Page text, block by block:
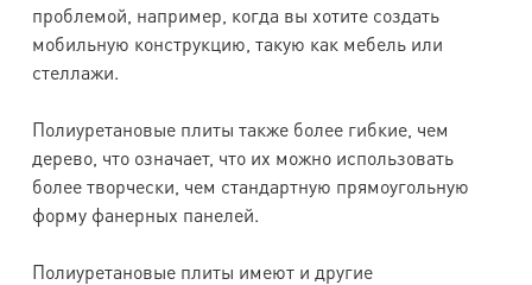
проблемой, например, когда вы хотите создать
мобильную конструкцию, такую как мебель или
стеллажи.
Полиуретановые плиты также более гибкие, чем
дерево, что означает, что их можно использовать
более творчески, чем стандартную прямоугольную
форму фанерных панелей.
Полиуретановые плиты имеют и другие